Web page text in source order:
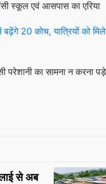
स्कूल एवं आसपास का एरिया
20 कोच, यात्रियों को
परेशानी का सामना न करना
से अब